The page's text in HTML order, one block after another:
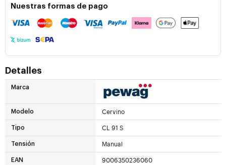
Nuestras formas de pago
Detalles
Marca
Modelo Cervino
Tipo CL 91 S
Tensión Manual
EAN 9006350236060